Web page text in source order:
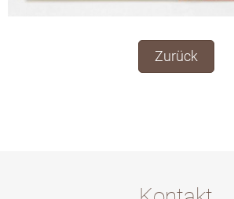
Zurück